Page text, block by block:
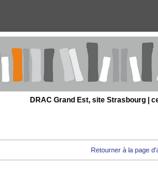
DRAC Grand Est, site Strasbourg |
Retourner à la page